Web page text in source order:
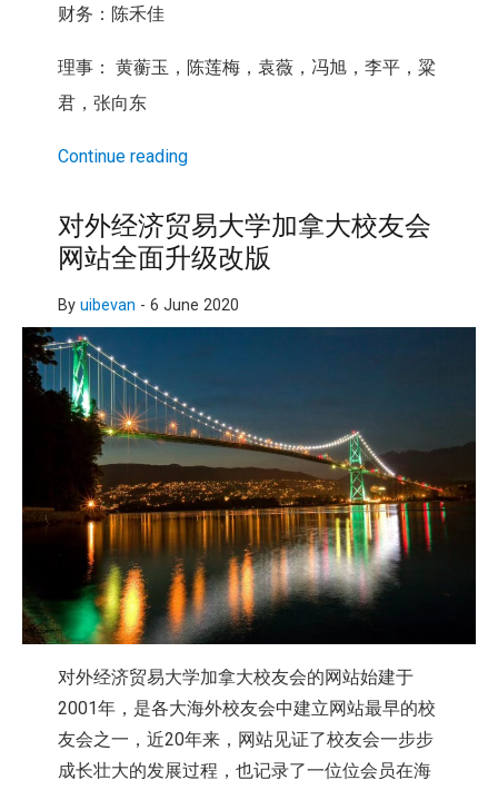
财务：陈禾佳
理事： 黄蘅玉，陈莲梅，袁薇，冯旭，李平，粱
君，张向东
Continue reading
对外经济贸易大学加拿大校友会
网站全面升级改版
By uibevan - 6 June 2020
对外经济贸易大学加拿大校友会的网站始建于
2001年，是各大海外校友会中建立网站最早的校
友会之一，近20年来，网站见证了校友会一步步
成长壮大的发展过程，也记录了一位位会员在海